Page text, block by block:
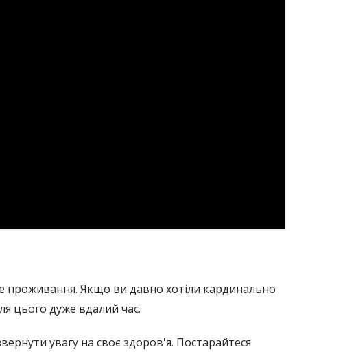
проживання. Якщо ви давно хотіли кардинально
цього дуже вдалий час.
увагу на своє здоров'я. Постарайтеся